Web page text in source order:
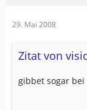
29. Mai 2008
Zitat von
gibbet sogar bei